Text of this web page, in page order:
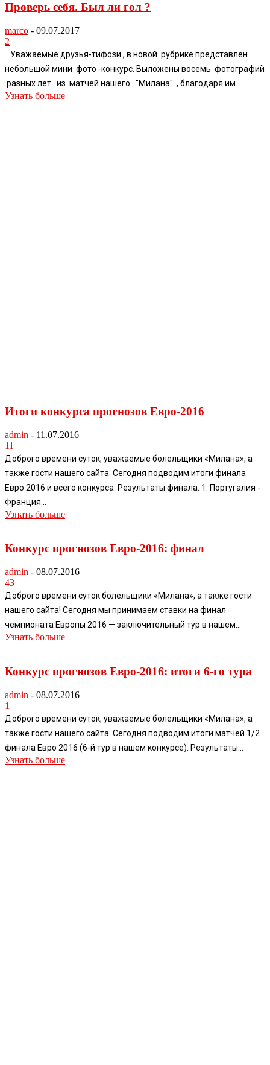
Проверь себя. Был ли гол ?
marco - 09.07.2017
2
Уважаемые друзья-тифози , в новой рубрике представлен
небольшой мини фото -конкурс. Выложены восемь фотографий
разных лет из матчей нашего "Милана" , благодаря им...
Узнать больше
Итоги конкурса прогнозов Евро-2016
admin - 11.07.2016
11
Доброго времени суток, уважаемые болельщики «Милана», а
также гости нашего сайта. Сегодня подводим итоги финала
Евро 2016 и всего конкурса. Результаты финала: 1. Португалия -
Франция...
Узнать больше
Конкурс прогнозов Евро-2016: финал
admin - 08.07.2016
43
Доброго времени суток болельщики «Милана», а также гости
нашего сайта! Сегодня мы принимаем ставки на финал
чемпионата Европы 2016 — заключительный тур в нашем...
Узнать больше
Конкурс прогнозов Евро-2016: итоги 6-го тура
admin - 08.07.2016
1
Доброго времени суток, уважаемые болельщики «Милана», а
также гости нашего сайта. Сегодня подводим итоги матчей 1/2
финала Евро 2016 (6-й тур в нашем конкурсе). Результаты...
Узнать больше